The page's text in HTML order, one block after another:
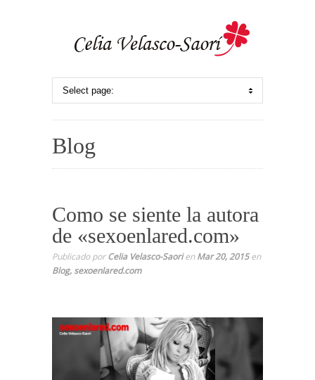
Blog
Como se siente la autora
de «sexoenlared.com»
Publicado porCelia Velasco-SaorienMar 20, 2015en
Blog, sexoenlared.com